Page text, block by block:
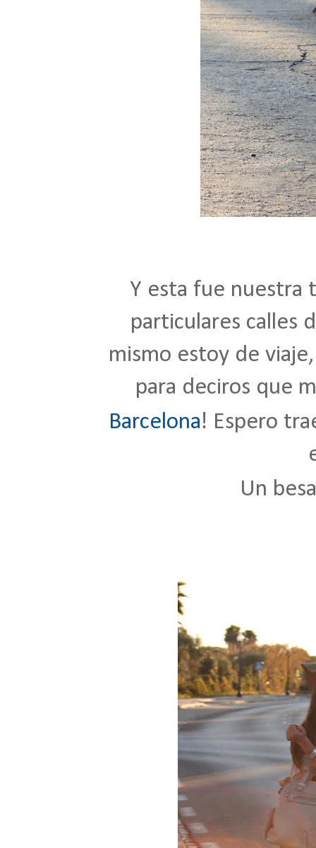
Y esta fue nuestra
particulares calles
mismo estoy de
para deciros que
Barcelona! Espero
Un